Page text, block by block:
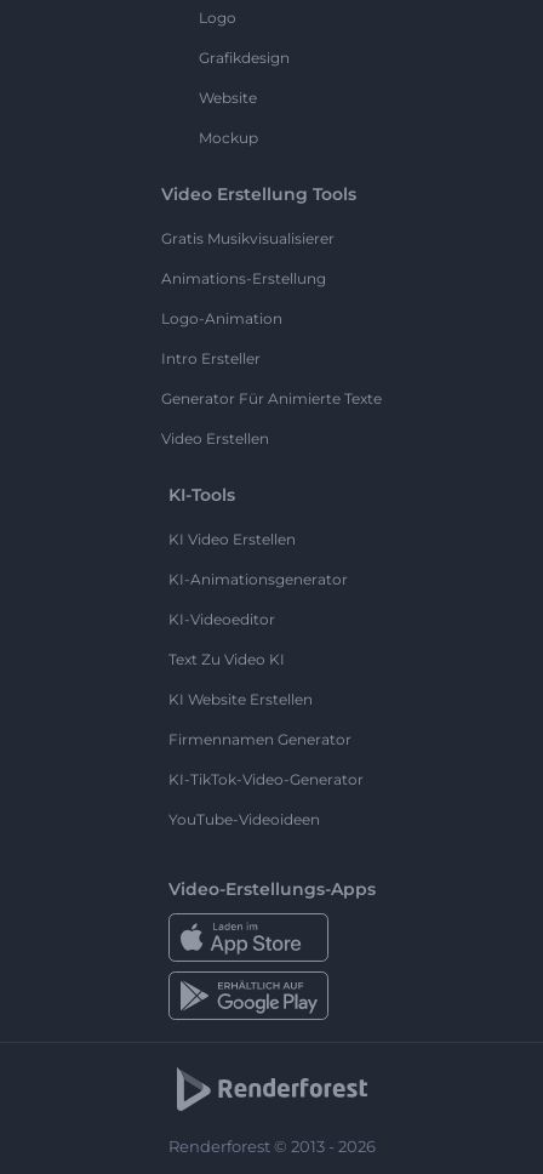
Logo
Grafikdesign
Website
Mockup
Video Erstellung Tools
Gratis Musikvisualisierer
Animations-Erstellung
Logo-Animation
Intro Ersteller
Generator Für Animierte Texte
Video Erstellen
KI-Tools
KI Video Erstellen
KI-Animationsgenerator
KI-Videoeditor
Text Zu Video KI
KI Website Erstellen
Firmennamen Generator
KI-TikTok-Video-Generator
YouTube-Videoideen
Video-Erstellungs-Apps
Renderforest © 2013 - 2026